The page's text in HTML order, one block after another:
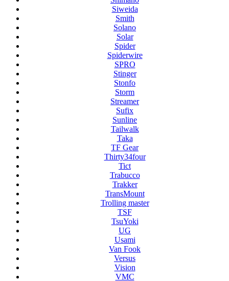
Siweida
Smith
Solano
Solar
Spider
Spiderwire
SPRO
Stinger
Stonfo
Storm
Streamer
Sufix
Sunline
Tailwalk
Taka
TF Gear
Thirty34four
Tict
Trabucco
Trakker
TransMount
Trolling master
TSF
TsuYoki
UG
Usami
Van Fook
Versus
Vision
VMC